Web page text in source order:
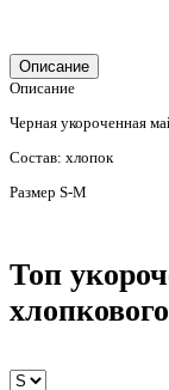
Описание
Описание
Черная укороченная
Состав: хлопок
Размер S-M
Топ